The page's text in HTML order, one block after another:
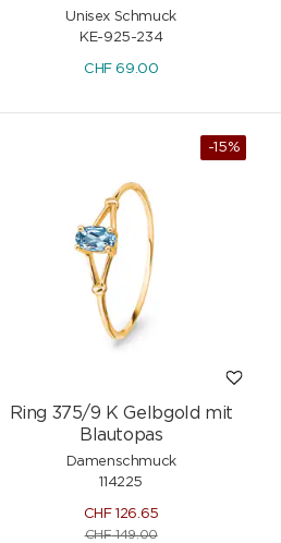
Unisex Schmuck
KE-925-234
CHF69.00
-15%
Ring 375/9 K Gelbgold mit
Blautopas
Damenschmuck
114225
CHF 126.65
CHF149.00